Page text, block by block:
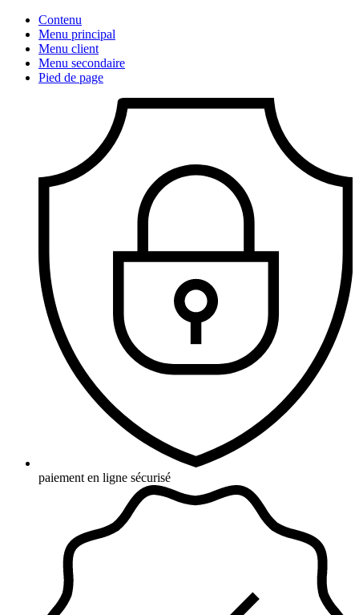
Contenu
Menu principal
Menu client
Menu secondaire
Pied de page
paiement en ligne sécurisé